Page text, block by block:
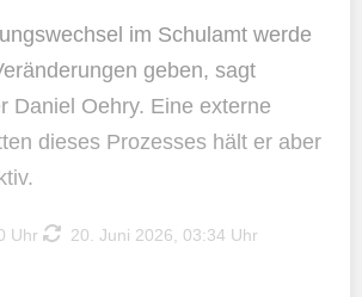
im Schulamt werde
geben, sagt
Daniel Oehry. Eine externe
dieses ­Prozesses hält er aber
Uhr 20. Juni 2026, 03:34 Uhr